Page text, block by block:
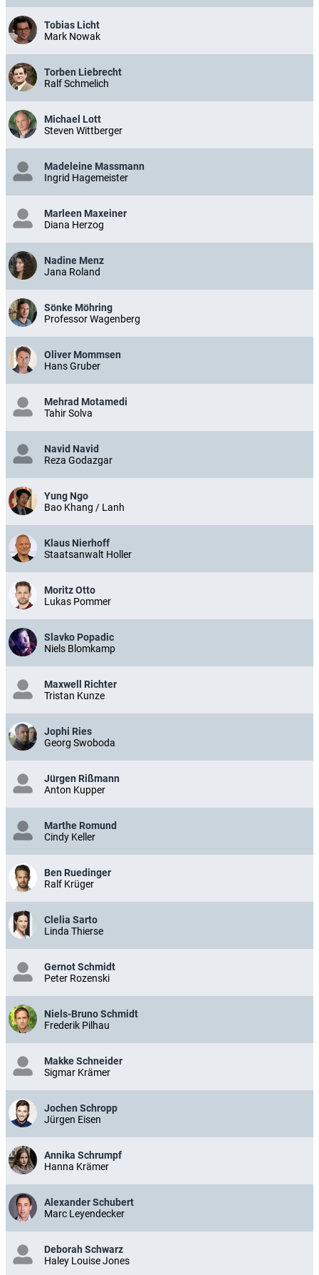
Tobias Licht
Mark Nowak
Torben Liebrecht
Ralf Schmelich
Michael Lott
Steven Wittberger
Madeleine Massmann
Ingrid Hagemeister
Marleen Maxeiner
Diana Herzog
Nadine Menz
Jana Roland
Sönke Möhring
Professor Wagenberg
Oliver Mommsen
Hans Gruber
Mehrad Motamedi
Tahir Solva
Navid Navid
Reza Godazgar
Yung Ngo
Bao Khang / Lanh
Klaus Nierhoff
Staatsanwalt Holler
Moritz Otto
Lukas Pommer
Slavko Popadic
Niels Blomkamp
Maxwell Richter
Tristan Kunze
Jophi Ries
Georg Swoboda
Jürgen Rißmann
Anton Kupper
Marthe Romund
Cindy Keller
Ben Ruedinger
Ralf Krüger
Clelia Sarto
Linda Thierse
Gernot Schmidt
Peter Rozenski
Niels-Bruno Schmidt
Frederik Pilhau
Makke Schneider
Sigmar Krämer
Jochen Schropp
Jürgen Eisen
Annika Schrumpf
Hanna Krämer
Alexander Schubert
Marc Leyendecker
Deborah Schwarz
Haley Louise Jones